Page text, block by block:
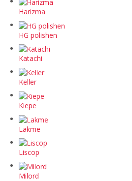
Harizma
HG polishen
Katachi
Keller
Kiepe
Lakme
Liscop
Milord